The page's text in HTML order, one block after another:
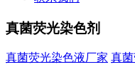
真菌荧光染色剂
真菌荧光染色液厂家 真